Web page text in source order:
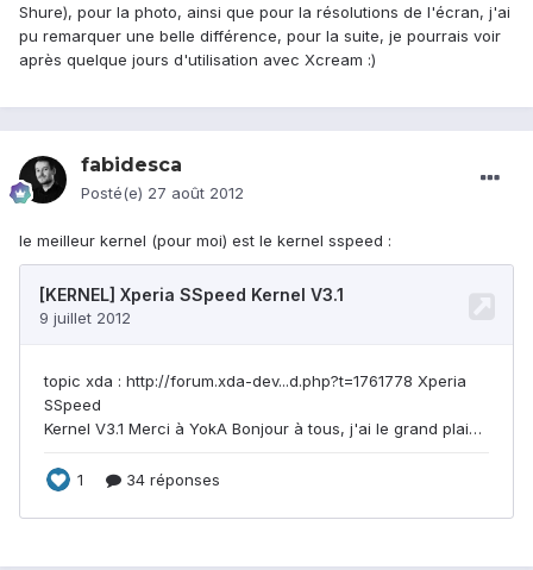
Shure), pour la photo, ainsi que pour la résolutions de l'écran, j'ai
pu remarquer une belle différence, pour la suite, je pourrais voir
après quelque jours d'utilisation avec Xcream :)
fabidesca
Posté(e) 27 août 2012
le meilleur kernel (pour moi) est le kernel sspeed :